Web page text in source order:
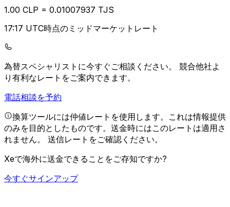
1.00 CLP = 0.01007937 TJS
17:17 UTC時点のミッドマーケットレート
為替スペシャリストに今すぐご相談ください。 競合他社よ
り有利なレートをご案内できます。
電話相談を予約
換算ツールには仲値レートを使用します。これは情報提供
のみを目的としたものです。送金時にはこのレートは適用さ
れません。 送信レートをご確認ください。
Xeで海外に送金できることをご存知ですか?
今すぐサインアップ